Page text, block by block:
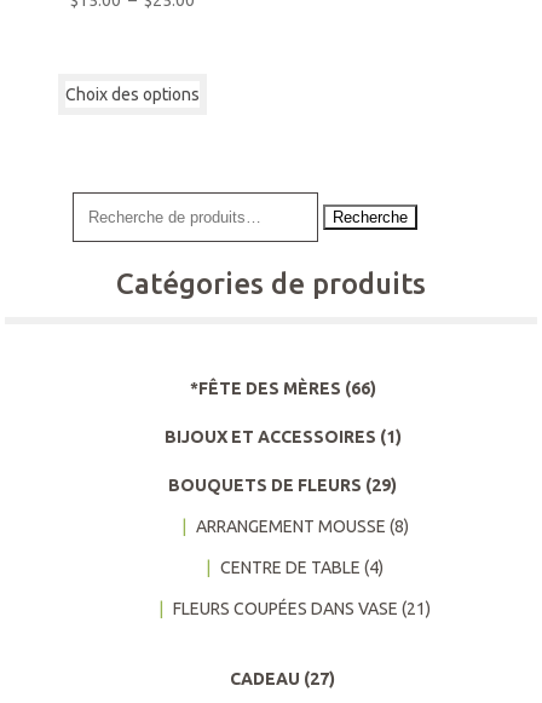
à
Choix des options
options
être
page
produit
Recherche
Catégories de produits
*FÊTE DES MÈRES (66)
BIJOUX ET ACCESSOIRES (1)
BOUQUETS DE FLEURS (29)
ARRANGEMENT MOUSSE (8)
CENTRE DE TABLE (4)
FLEURS COUPÉES DANS VASE (21)
CADEAU (27)